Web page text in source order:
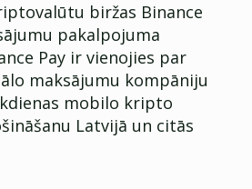
biržas Binance
pakalpojuma
Pay ir vienojies par
maksājumu kompāniju
mobilo kripto
Latvijā un citās